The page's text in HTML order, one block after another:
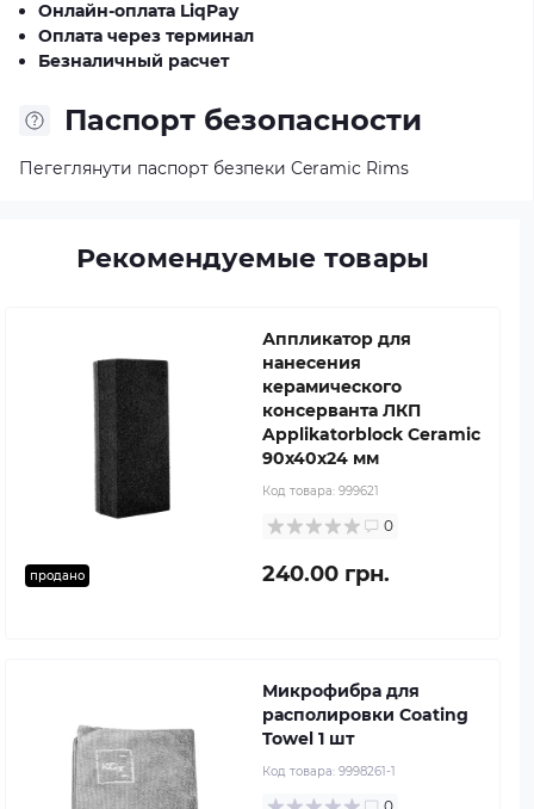
Онлайн-оплата LiqPay
Оплата через терминал
Безналичный расчет
Паспорт безопасности
Пегеглянути паспорт безпеки Ceramic Rims
Рекомендуемые товары
продано
Аппликатор для
нанесения
керамического
консерванта ЛКП
Applikatorblock Ceramic
90x40x24 мм
Код товара: 999621
0
240.00 грн.
Микрофибра для
располировки Coating
Towel 1 шт
Код товара: 9998261-1